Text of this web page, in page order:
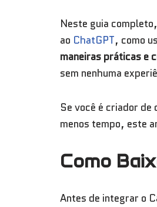
Neste guia
ao ChatGPT, como
maneiras práticas e
sem nenhuma
Se você é criador
menos tempo, este
Como
Antes de integrar o